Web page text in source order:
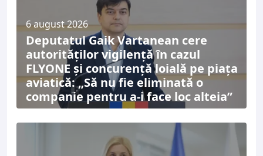
6 august 2026
Deputatul Gaik Vartanean cere
autorităților vigilență în cazul
FLYONE și concurență loială pe piața
aviatică: „Să nu fie eliminată o
companie pentru a-i face loc alteia”